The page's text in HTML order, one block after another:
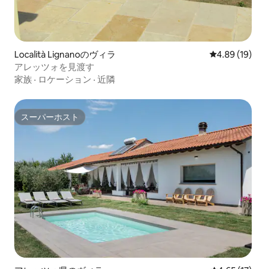
Località Lignanoのヴィラ レビュー19
4.89 (19)
アレッツォを見渡す
家族 · ロケーション · 近隣
スーパーホスト
スーパーホスト